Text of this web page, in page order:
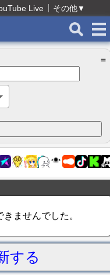
Live その他▼
＝
ませんでした。
する